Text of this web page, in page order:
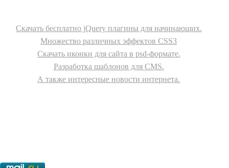
Скачать бесплатно jQuery плагины для начинающих.
Множество различных эффектов CSS3
Скачать иконки для сайта в psd-формате.
Разработка шаблонов для CMS.
А также интересные новости интернета.